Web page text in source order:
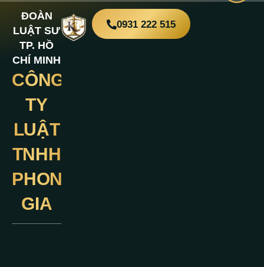
ĐOÀN
LUẬT SƯ
TP. HỒ
CHÍ MINH
CÔNG
TY
LUẬT
TNHH
PHONG
GIA
0931 222 515